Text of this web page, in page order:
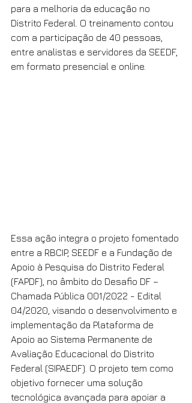
para a melhoria da educação no
Distrito Federal. O treinamento contou
com a participação de 40 pessoas,
entre analistas e servidores da SEEDF,
em formato presencial e online.
Essa ação integra o projeto fomentado
entre a RBCIP, SEEDF e a Fundação de
Apoio à Pesquisa do Distrito Federal
(FAPDF), no âmbito do Desafio DF –
Chamada Pública 001/2022 - Edital
04/2020, visando o desenvolvimento e
implementação da Plataforma de
Apoio ao Sistema Permanente de
Avaliação Educacional do Distrito
Federal (SIPAEDF). O projeto tem como
objetivo fornecer uma solução
tecnológica avançada para apoiar a